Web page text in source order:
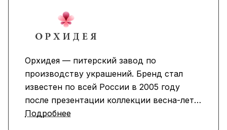
Орхидея — питерский завод по
производству украшений. Бренд стал
известен по всей России в 2005 году
после презентации коллекции весна-лето.
Новые линии, необычные формы и
Подробнее